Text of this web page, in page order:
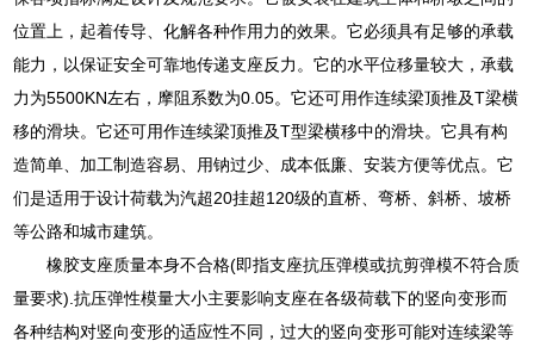
位置上，起着传导、化解各种作用力的效果。它必须具有足够的承载
能力，以保证安全可靠地传递支座反力。它的水平位移量较大，承载
力为5500KN左右，摩阻系数为0.05。它还可用作连续梁顶推及T梁横
移的滑块。它还可用作连续梁顶推及T型梁横移中的滑块。它具有构
造简单、加工制造容易、用钠过少、成本低廉、安装方便等优点。它
们是适用于设计荷载为汽超20挂超120级的直桥、弯桥、斜桥、坡桥
等公路和城市建筑。
橡胶支座质量本身不合格(即指支座抗压弹模或抗剪弹模不符合质
量要求).抗压弹性模量大小主要影响支座在各级荷载下的竖向变形而
各种结构对竖向变形的适应性不同，过大的竖向变形可能对连续梁等